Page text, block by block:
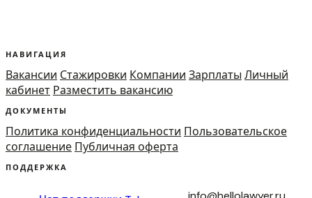
НАВИГАЦИЯ
Вакансии Стажировки Компании Зарплаты Личный
кабинет Разместить вакансию
ДОКУМЕНТЫ
Политика конфиденциальности Пользовательское
соглашение Публичная оферта
ПОДДЕРЖКА